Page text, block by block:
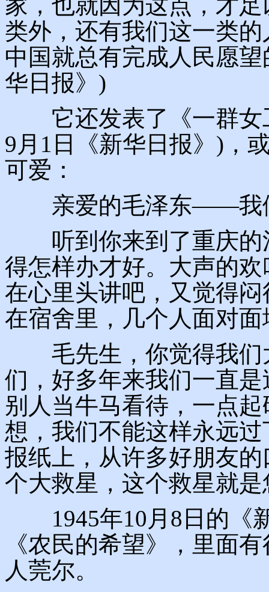
家，也就因为这点，才
类外，还有我们这一类
中国就总有完成人民愿
华日报》)
它还发表了《一群女
9月1日《新华日报》)，
可爱：
亲爱的毛泽东——我
听到你来到了重庆的
得怎样办才好。大声的
在心里头讲吧，又觉得
在宿舍里，几个人面对
毛先生，你觉得我们
们，好多年来我们一直
别人当牛马看待，一点
想，我们不能这样永远
报纸上，从许多好朋友
个大救星，这个救星就是
1945年10月8日的《
《农民的希望》，里面
人莞尔。